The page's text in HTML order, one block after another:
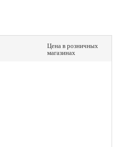
Цена в розничных
магазинах